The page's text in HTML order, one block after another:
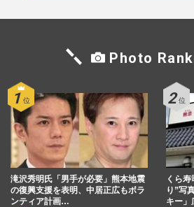
Photo
滝沢秀明氏「男手が必要」熊本地震
の復興支援を表明、中居正広もボラ
ンティア計画…
くら
り”写
キー